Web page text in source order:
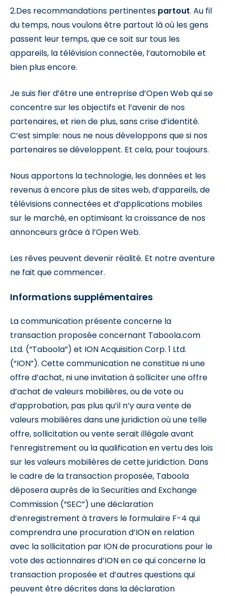
2.Des recommandations pertinentes partout. Au fil
du temps, nous voulons être partout là où les gens
passent leur temps, que ce soit sur tous les
appareils, la télévision connectée, l’automobile et
bien plus encore.
Je suis fier d’être une entreprise d’Open Web qui se
concentre sur les objectifs et l’avenir de nos
partenaires, et rien de plus, sans crise d’identité.
C’est simple: nous ne nous développons que si nos
partenaires se développent. Et cela, pour toujours.
Nous apportons la technologie, les données et les
revenus à encore plus de sites web, d’appareils, de
télévisions connectées et d’applications mobiles
sur le marché, en optimisant la croissance de nos
annonceurs grâce à l’Open Web.
Les rêves peuvent devenir réalité. Et notre aventure
ne fait que commencer.
Informations supplémentaires
La communication présente concerne la
transaction proposée concernant Taboola.com
Ltd. (“Taboola”) et ION Acquisition Corp. 1 Ltd.
(“ION”). Cette communication ne constitue ni une
offre d’achat, ni une invitation à solliciter une offre
d’achat de valeurs mobilières, ou de vote ou
d’approbation, pas plus qu’il n’y aura vente de
valeurs mobilières dans une juridiction où une telle
offre, sollicitation ou vente serait illégale avant
l’enregistrement ou la qualification en vertu des lois
sur les valeurs mobilières de cette juridiction. Dans
le cadre de la transaction proposée, Taboola
déposera auprès de la Securities and Exchange
Commission (“SEC”) une déclaration
d’enregistrement à travers le formulaire F-4 qui
comprendra une procuration d’ION en relation
avec la sollicitation par ION de procurations pour le
vote des actionnaires d’ION en ce qui concerne la
transaction proposée et d’autres questions qui
peuvent être décrites dans la déclaration